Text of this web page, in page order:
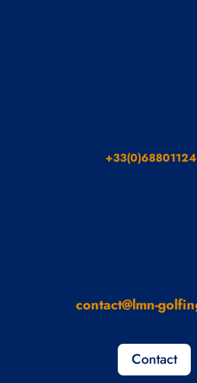
contact@lmn-
Contact